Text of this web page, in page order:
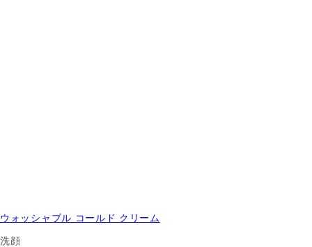
ウォッシャブル コールド クリーム
洗顔